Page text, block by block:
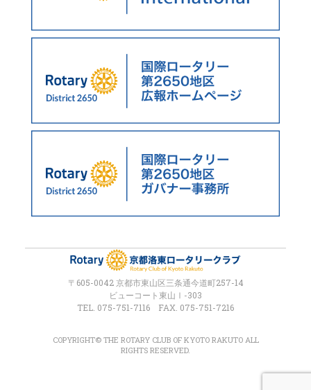
〒605-0042 京都市東山区三条通今道町257-14
ビューコート東山Ⅰ-303
TEL. 075-751-7116 FAX. 075-751-7216
COPYRIGHT© THE ROTARY CLUB OF KYOTO RAKUTO ALL
RIGHTS RESERVED.